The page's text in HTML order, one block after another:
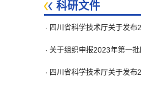
科研文件
· 四川省科学技术厅关于发
· 关于组织申报2023年第一
· 四川省科学技术厅关于发